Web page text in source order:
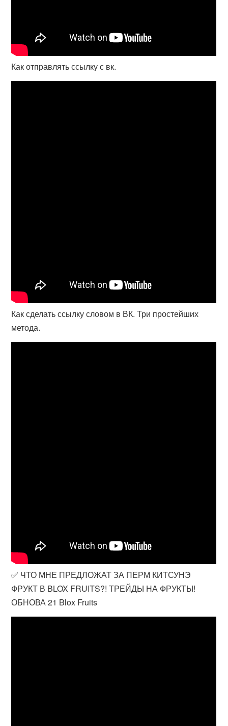
Как отправлять ссылку с вк.
Как сделать ссылку словом в ВК. Три простейших
метода.
✅ ЧТО МНЕ ПРЕДЛОЖАТ ЗА ПЕРМ КИТСУНЭ
ФРУКТ В BLOX FRUITS?! ТРЕЙДЫ НА ФРУКТЫ!
ОБНОВА 21 Blox Fruits